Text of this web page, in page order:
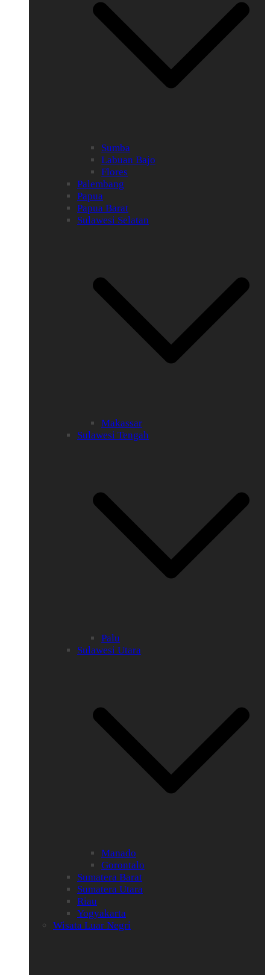
Sumba
Labuan Bajo
Flores
Palembang
Papua
Papua Barat
Sulawesi Selatan
Makassar
Sulawesi Tengah
Palu
Sulawesi Utara
Manado
Gorontalo
Sumatera Barat
Sumatera Utara
Riau
Yogyakarta
Wisata Luar Negri